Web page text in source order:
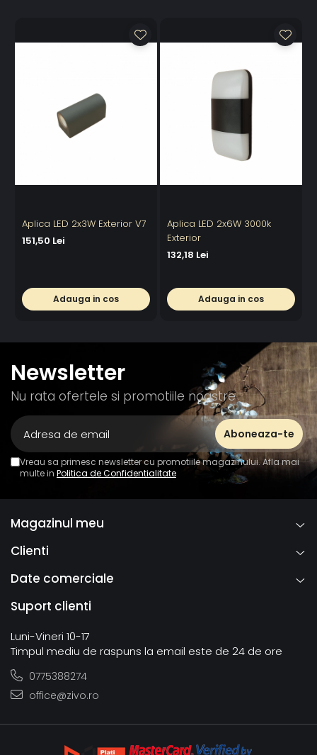
Aplica LED 2x3W Exterior V7
151,50 Lei
Adauga in cos
Aplica LED 2x6W 3000k
Exterior
132,18 Lei
Adauga in cos
Newsletter
Nu rata ofertele si promotiile noastre
Vreau sa primesc newsletter cu promotiile magazinului. Afla mai
multe in Politica de Confidentialitate
Magazinul meu
Clienti
Date comerciale
Suport clienti
Luni-Vineri 10-17
Timpul mediu de raspuns la email este de 24 de ore
0775388274
office@zivo.ro